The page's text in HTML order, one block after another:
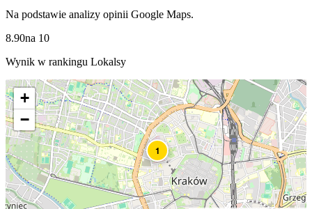
Na podstawie analizy opinii Google Maps.
8.90na 10
Wynik w rankingu Lokalsy
1
+
−